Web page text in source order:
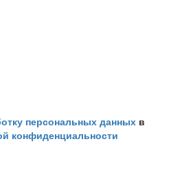
персональных данных в
конфиденциальности